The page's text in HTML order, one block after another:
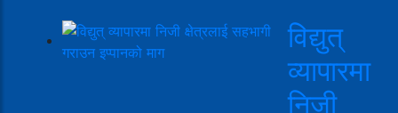
विद्युत्
व्यापारमा
निजी